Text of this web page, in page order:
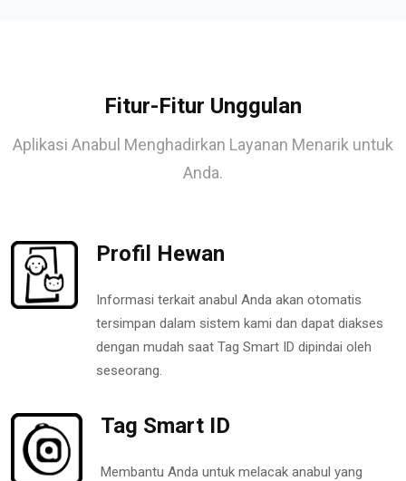
Fitur-Fitur Unggulan
Aplikasi Anabul Menghadirkan Layanan Menarik untuk
Anda.
Profil Hewan
Informasi terkait anabul Anda akan otomatis
tersimpan dalam sistem kami dan dapat diakses
dengan mudah saat Tag Smart ID dipindai oleh
seseorang.
Tag Smart ID
Membantu Anda untuk melacak anabul yang